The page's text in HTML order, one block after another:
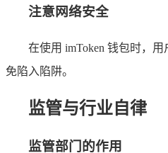
注意网络安全
在使用 imToken 钱包时，
免陷入陷阱。
监管与行业自律
监管部门的作用